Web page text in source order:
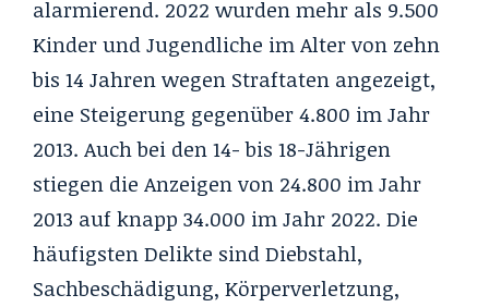
alarmierend. 2022 wurden mehr als 9.500
Kinder und Jugendliche im Alter von zehn
bis 14 Jahren wegen Straftaten angezeigt,
eine Steigerung gegenüber 4.800 im Jahr
2013. Auch bei den 14- bis 18-Jährigen
stiegen die Anzeigen von 24.800 im Jahr
2013 auf knapp 34.000 im Jahr 2022. Die
häufigsten Delikte sind Diebstahl,
Sachbeschädigung, Körperverletzung,